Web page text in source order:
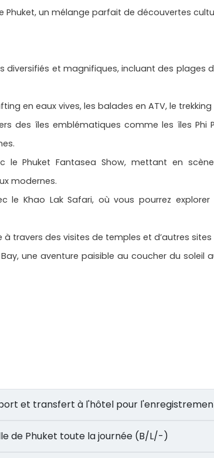
Phuket, un mélange parfait de découvertes
diversifiés et magnifiques, incluant des plages
en eaux vives, les balades en ATV, le
des îles emblématiques comme les îles
le Phuket Fantasea Show, mettant en
modernes.
le Khao Lak Safari, où vous pourrez
travers des visites de temples et d’autres sites
une aventure paisible au coucher du
et transfert à l'hôtel pour
ville de Phuket toute la journée (B/L/-)